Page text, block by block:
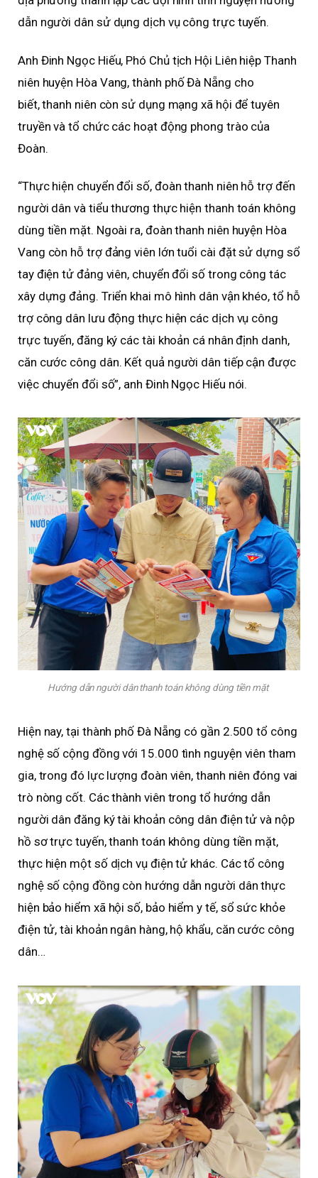
dẫn người dân sử dụng dịch vụ công trực tuyến.
Anh Đinh Ngọc Hiếu, Phó Chủ tịch Hội Liên hiệp Thanh
niên huyện Hòa Vang, thành phố Đà Nẵng cho
biết, thanh niên còn sử dụng mạng xã hội để tuyên
truyền và tổ chức các hoạt động phong trào của
Đoàn.
“Thực hiện chuyển đổi số, đoàn thanh niên hỗ trợ đến
người dân và tiểu thương thực hiện thanh toán không
dùng tiền mặt. Ngoài ra, đoàn thanh niên huyện Hòa
Vang còn hỗ trợ đảng viên lớn tuổi cài đặt sử dựng sổ
tay điện tử đảng viên, chuyển đổi số trong công tác
xây dựng đảng. Triển khai mô hình dân vận khéo, tổ hỗ
trợ công dân lưu động thực hiện các dịch vụ công
trực tuyến, đăng ký các tài khoản cá nhân định danh,
căn cước công dân. Kết quả người dân tiếp cận được
việc chuyển đổi số”, anh Đinh Ngọc Hiếu nói.
Hướng dẫn người dân thanh toán không dùng tiền mặt
Hiện nay, tại thành phố Đà Nẵng có gần 2.500 tổ công
nghệ số cộng đồng với 15.000 tình nguyện viên tham
gia, trong đó lực lượng đoàn viên, thanh niên đóng vai
trò nòng cốt. Các thành viên trong tổ hướng dẫn
người dân đăng ký tài khoản công dân điện tử và nộp
hồ sơ trực tuyến, thanh toán không dùng tiền mặt,
thực hiện một số dịch vụ điện tử khác. Các tổ công
nghệ số cộng đồng còn hướng dẫn người dân thực
hiện bảo hiểm xã hội số, bảo hiểm y tế, sổ sức khỏe
điện tử, tài khoản ngân hàng, hộ khẩu, căn cước công
dân…